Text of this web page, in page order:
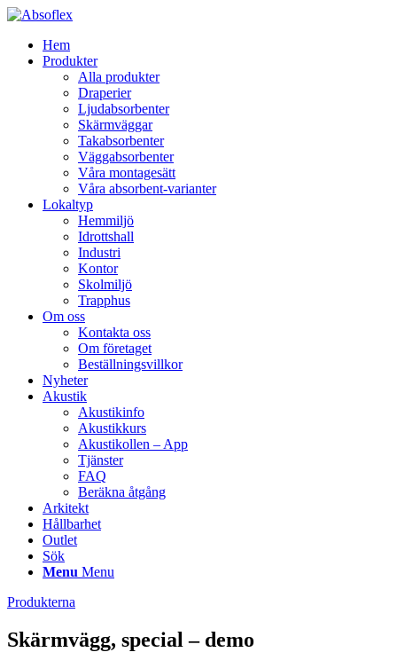
Hem
Produkter
Alla produkter
Draperier
Ljudabsorbenter
Skärmväggar
Takabsorbenter
Väggabsorbenter
Våra montagesätt
Våra absorbent-varianter
Lokaltyp
Hemmiljö
Idrottshall
Industri
Kontor
Skolmiljö
Trapphus
Om oss
Kontakta oss
Om företaget
Beställningsvillkor
Nyheter
Akustik
Akustikinfo
Akustikkurs
Akustikollen – App
Tjänster
FAQ
Beräkna åtgång
Arkitekt
Hållbarhet
Outlet
Sök
Menu Menu
Produkterna
Skärmvägg, special – demo